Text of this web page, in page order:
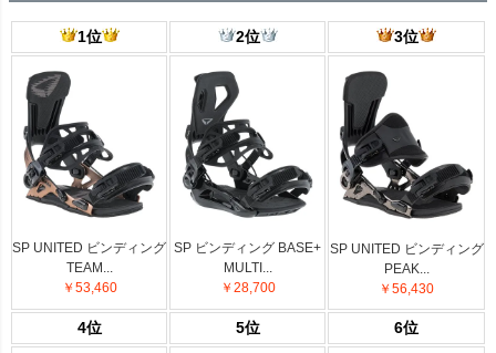
1位 2位 3位
SP UNITED ビンディング
TEAM...
￥53,460
SP ビンディング BASE+
MULTI...
￥28,700
SP UNITED ビンディング
PEAK...
￥56,430
4位 5位 6位